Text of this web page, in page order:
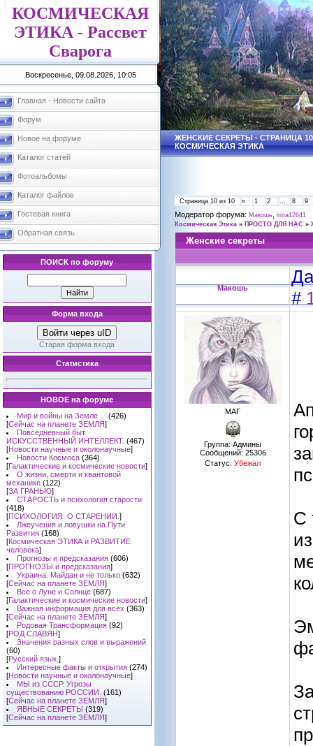
КОСМИЧЕСКАЯ
ЭТИКА - Рассвет
Сварога
Воскресенье, 09.08.2026, 10:05
Главная - Новости сайта
Форум
Новое на форуме
Каталог статей
Фотоальбомы
Каталог файлов
Гостевая книга
Обратная связь
ПОИСК по форуму
Форма входа
Войти через uID
Старая форма входа
Статистика
НОВОЕ на форуме
Мир и войны на Земле ...
(426)
[Сейчас на планете ЗЕМЛЯ]
Повседневный быт.
ИСКУССТВЕННЫЙ ИНТЕЛЛЕКТ. (467)
[Новости научные и околонаучные]
Новости Космоса (364)
[Галактические и космические новости]
О жизни, смерти и квантовой
механике (122)
[ЗА ГРАНЬЮ]
СТАРОСТЬ и психология старости
(418)
[ПСИХОЛОГИЯ. О СТАРЕНИИ. ]
Лжеучения и ловушки на Пути
Развития (168)
[Космическая ЭТИКА и РАЗВИТИЕ
человека]
Прогнозы и предсказания (606)
[ПРОГНОЗЫ и предсказания]
Украина. Майдан и не только (632)
[Сейчас на планете ЗЕМЛЯ]
Все о Луне и Солнце (687)
[Галактические и космические новости]
Важная информация для всех (363)
[Сейчас на планете ЗЕМЛЯ]
Родовая Трансформация (92)
[РОД СЛАВЯН]
Значения разных слов и выражений
(60)
[Русский язык. ]
Интересные факты и открытия (274)
[Новости научные и околонаучные]
МЫ из СССР. Угрозы
существованию РОССИИ. (161)
[Сейчас на планете ЗЕМЛЯ]
ЯВНЫЕ СЕКРЕТЫ (319)
[Сейчас на планете ЗЕМЛЯ]
ЖЕНСКИЕ СЕКРЕТЫ - СТРАНИЦА
КОСМИЧЕСКАЯ ЭТИКА
Страница 10 из 10 « 1 2 … 8 9
Модератор форума: Макошь irina12641
Космическая Этика » ПРОСТО ДЛЯ НАС »
Женские секреты
Макошь
#
МАГ
Группа: Админы
Сообщений: 25306
Статус: Убежал
С